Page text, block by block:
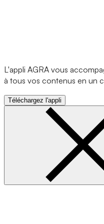
L'appli AGRA vous
à tous vos contenus en un
Téléchargez l'appli